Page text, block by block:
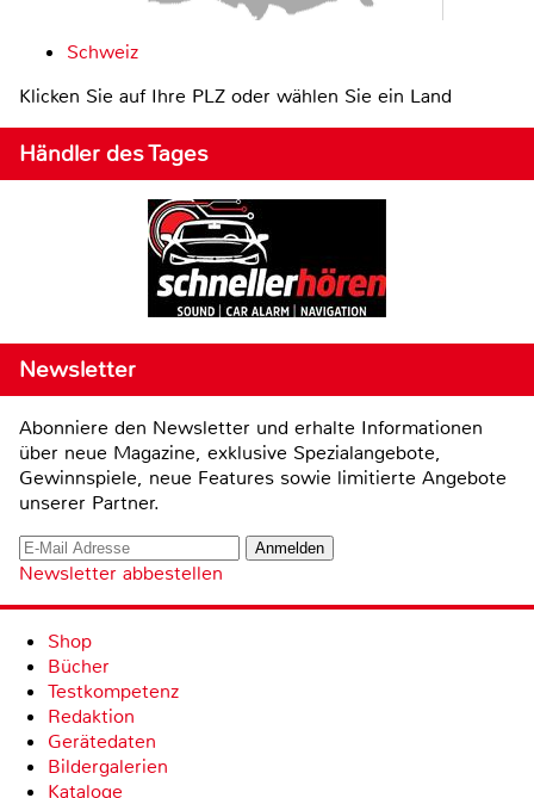
Schweiz
Klicken Sie auf Ihre PLZ oder wählen Sie ein Land
Händler des Tages
Newsletter
Abonniere den Newsletter und erhalte Informationen
über neue Magazine, exklusive Spezialangebote,
Gewinnspiele, neue Features sowie limitierte Angebote
unserer Partner.
Newsletter abbestellen
Shop
Bücher
Testkompetenz
Redaktion
Gerätedaten
Bildergalerien
Kataloge